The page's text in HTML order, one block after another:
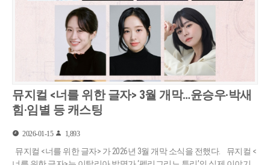
뮤지컬 <너를 위한 글자> 3월 개막…윤승우·박새
힘·임별 등 캐스팅
2026-01-15 1,893